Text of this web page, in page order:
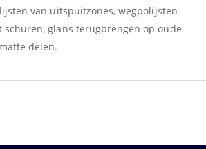
van uitspuitzones, wegpolijsten
schuren, glans terugbrengen op oude
delen.